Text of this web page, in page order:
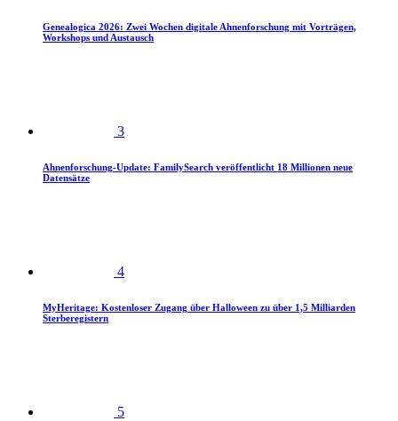
Genealogica 2026: Zwei Wochen digitale Ahnenforschung mit Vorträgen,
Workshops und Austausch
3
Ahnenforschung-Update: FamilySearch veröffentlicht 18 Millionen neue
Datensätze
4
MyHeritage: Kostenloser Zugang über Halloween zu über 1,5 Milliarden
Sterberegistern
5